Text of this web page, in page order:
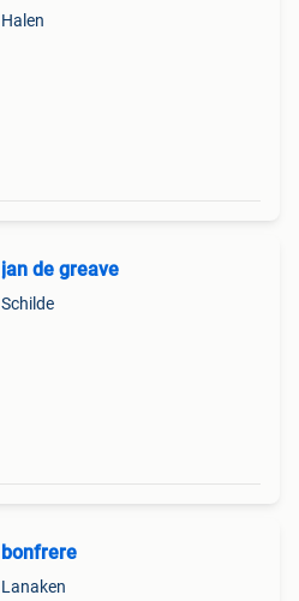
Halen
jan de greave
Schilde
bonfrere
Lanaken